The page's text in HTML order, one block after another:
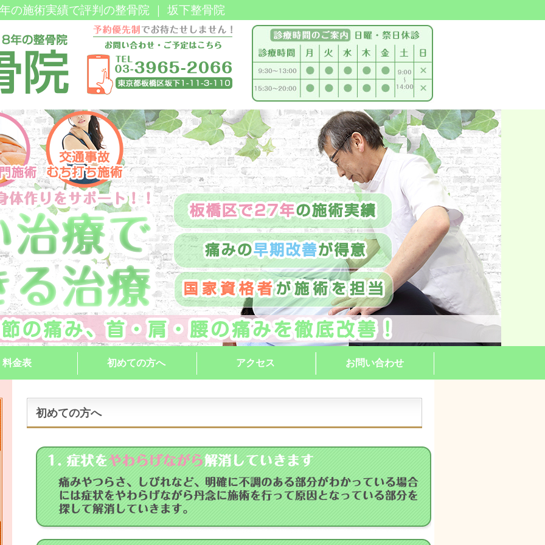
の施術実績で評判の整骨院 ｜ 坂下整骨院
料金表 初めての方へ アクセス お問い合わせ
初めての方へ